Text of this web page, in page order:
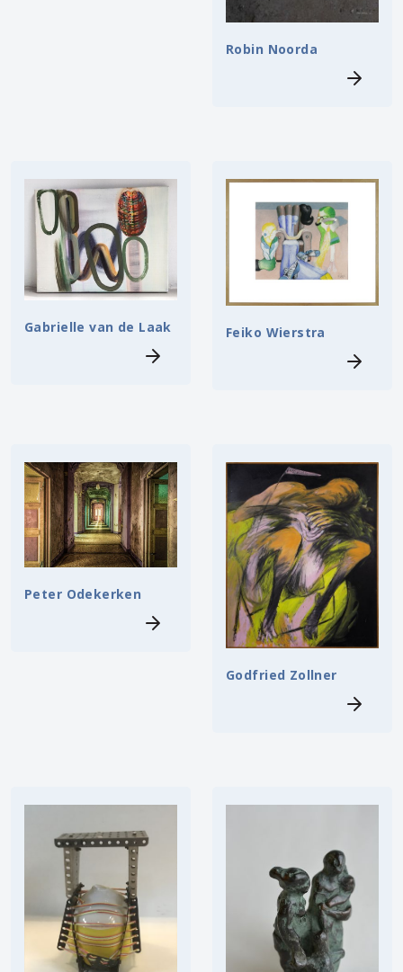
Robin Noorda
Gabrielle van de Laak Feiko Wierstra
Peter Odekerken
Godfried Zollner